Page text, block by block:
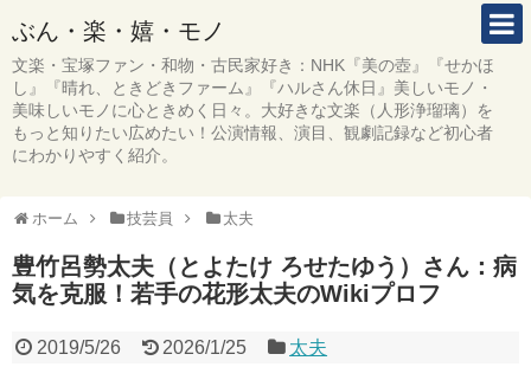
ぶん・楽・嬉・モノ
文楽・宝塚ファン・和物・古民家好き：NHK『美の壺』『せかほ
し』『晴れ、ときどきファーム』『ハルさん休日』美しいモノ・
美味しいモノに心ときめく日々。大好きな文楽（人形浄瑠璃）を
もっと知りたい広めたい！公演情報、演目、観劇記録など初心者
にわかりやすく紹介。
ホーム 技芸員 太夫
豊竹呂勢太夫（とよたけ ろせたゆう）さん：病
気を克服！若手の花形太夫のWikiプロフ
2019/5/26 2026/1/25 太夫